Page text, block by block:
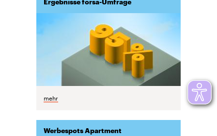
Ergebnisse forsa-Umfrage
mehr
Werbespots Apartment